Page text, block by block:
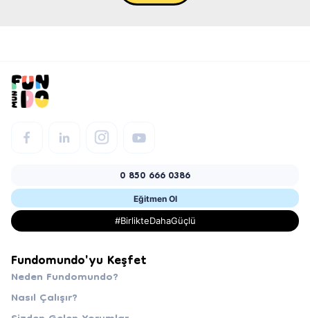
0 850 666 0386
Eğitmen Ol
#BirlikteDahaGüçlü
Fundomundo'yu Keşfet
Neden Fundomundo?
Nasıl Çalışır?